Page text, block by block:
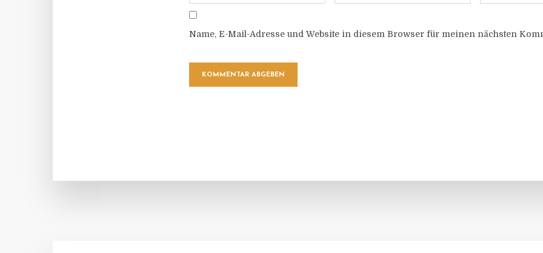
Name, E-Mail-Adresse und Website in diesem Browser für meinen nächsten